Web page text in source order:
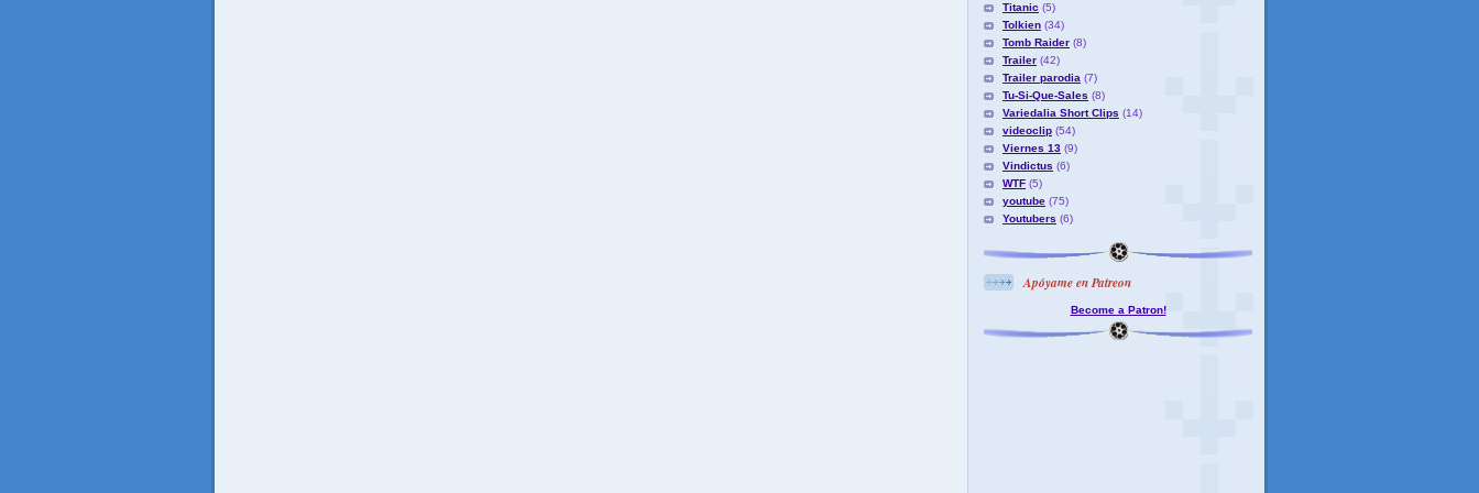
Titanic (5)
Tolkien (34)
Tomb Raider (8)
Trailer (42)
Trailer parodia (7)
Tu-Si-Que-Sales (8)
Variedalia Short Clips (14)
videoclip (54)
Viernes 13 (9)
Vindictus (6)
WTF (5)
youtube (75)
Youtubers (6)
Apóyame en Patreon
Become a Patron!